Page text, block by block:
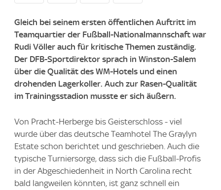
Gleich bei seinem ersten öffentlichen Auftritt im
Teamquartier der Fußball-Nationalmannschaft war
Rudi Völler auch für kritische Themen zuständig.
Der DFB-Sportdirektor sprach in Winston-Salem
über die Qualität des WM-Hotels und einen
drohenden Lagerkoller. Auch zur Rasen-Qualität
im Trainingsstadion musste er sich äußern.
Von Pracht-Herberge bis Geisterschloss - viel
wurde über das deutsche Teamhotel The Graylyn
Estate schon berichtet und geschrieben. Auch die
typische Turniersorge, dass sich die Fußball-Profis
in der Abgeschiedenheit in North Carolina recht
bald langweilen könnten, ist ganz schnell ein